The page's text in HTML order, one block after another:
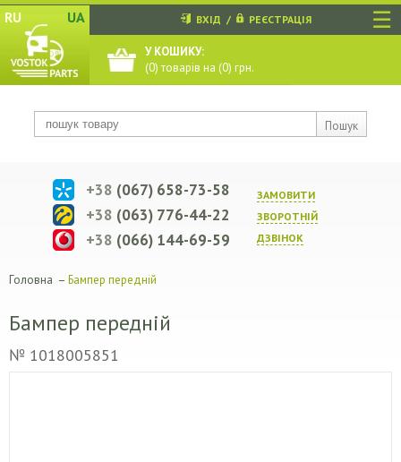
☰
RU UA
Пошук
ВХІД / РЕЄСТРАЦІЯ
У КОШИКУ:
(0) товарів на (0) грн.
ЗАМОВИТИ
ЗВОРОТНIЙ
ДЗВIНОК
+38 (067) 658-73-58
+38 (063) 776-44-22
+38 (066) 144-69-59
Головна – Бампер передній
Бампер передній
№ 1018005851